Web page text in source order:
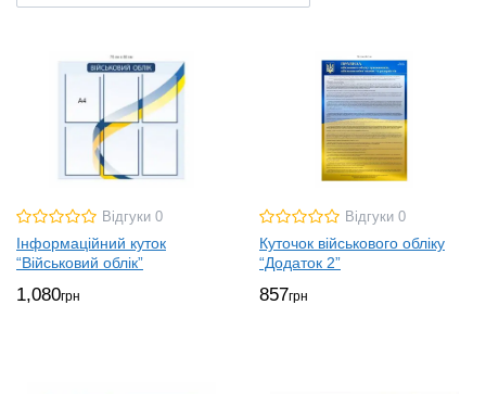
Відгуки 0
Інформаційний куток
“Військовий облік”
1,080грн
Відгуки 0
Куточок військового обліку
“Додаток 2”
857грн